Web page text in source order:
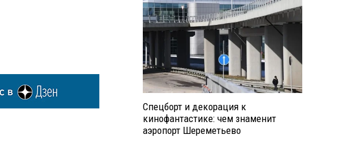
Спецборт и декорация к
кинофантастике: чем знаменит
аэропорт Шереметьево